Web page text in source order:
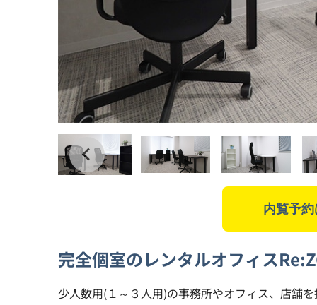
内覧予約
完全個室のレンタルオフィス
少人数用(１～３人用)の事務所やオフィス、店舗